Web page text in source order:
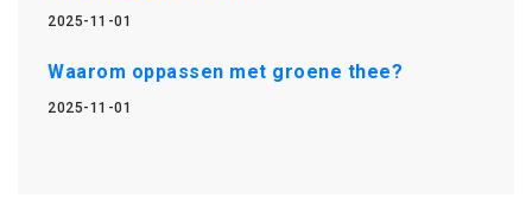
2025-11-01
Waarom oppassen met groene thee?
2025-11-01